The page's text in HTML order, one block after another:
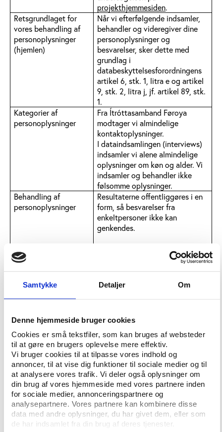
Samtykke Detaljer Om
Denne hjemmeside bruger cookies
Cookies er små tekstfiler, som kan bruges af websteder
til at gøre en brugers oplevelse mere effektiv.
Vi bruger cookies til at tilpasse vores indhold og
annoncer, til at vise dig funktioner til sociale medier og til
at analysere vores trafik. Vi deler også oplysninger om
din brug af vores hjemmeside med vores partnere inden
for sociale medier, annonceringspartnere og
analysepartnere. Vores partnere kan kombinere disse
data med andre oplysninger, du har givet dem, eller som
de har indsamlet fra din brug af deres tjenester.
projekthjemmesiden.
Retsgrundlaget for
vores behandling af
personoplysninger
(hjemlen)
Når vi efterfølgende indsamler,
behandler og videregiver dine
personoplysninger og
besvarelser, sker dette med
grundlag i
databeskyttelsesforordningens
artikel 6, stk. 1, litra e og artikel
9, stk. 2, litra j, jf. artikel 89, stk.
1.
Kategorier af
personoplysninger
Fra Ítróttasamband Føroya
modtager vi almindelige
kontaktoplysninger.
I dataindsamlingen (interviews)
indsamler vi alene almindelige
oplysninger om køn og alder. Vi
indsamler og behandler ikke
følsomme oplysninger.
Behandling af
personoplysninger
Resultaterne offentliggøres i en
form, så besvarelser fra
enkeltpersoner ikke kan
genkendes.
Dine personoplysninger og
besvarelser behandles altid
fortroligt og anvendes
udelukkende til statistik og i
videnskabelige øjemed.
dine svar kan blive brugt i andre
forskningsprojekter. Dette vil
ske helt i overensstemmelse
med databeskyttelseslovens
regler for, hvordan det må gøres.
Modtagere af
personoplysninger
Når dine oplysninger behandles
til forskningsformål, kan de ikke
anvendes til andre formål.
Eventuelle modtagere af dine
personoplysninger vil derfor
altid være forskere, og